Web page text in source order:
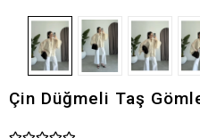
Çin Düğmeli Taş